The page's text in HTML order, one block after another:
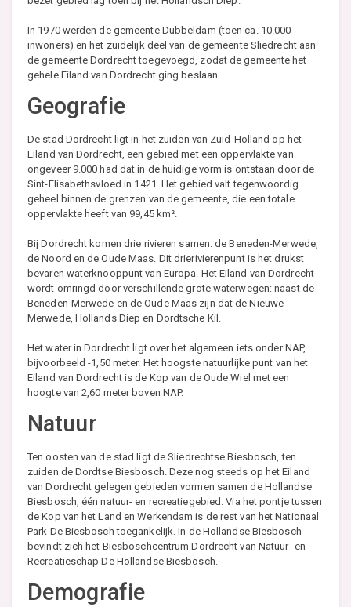
In 1970 werden de gemeente Dubbeldam (toen ca. 10.000
inwoners) en het zuidelijk deel van de gemeente Sliedrecht aan
de gemeente Dordrecht toegevoegd, zodat de gemeente het
gehele Eiland van Dordrecht ging beslaan.
Geografie
De stad Dordrecht ligt in het zuiden van Zuid-Holland op het
Eiland van Dordrecht, een gebied met een oppervlakte van
ongeveer 9.000 had dat in de huidige vorm is ontstaan door de
Sint-Elisabethsvloed in 1421. Het gebied valt tegenwoordig
geheel binnen de grenzen van de gemeente, die een totale
oppervlakte heeft van 99,45 km².
Bij Dordrecht komen drie rivieren samen: de Beneden-Merwede,
de Noord en de Oude Maas. Dit drierivierenpunt is het drukst
bevaren waterknooppunt van Europa. Het Eiland van Dordrecht
wordt omringd door verschillende grote waterwegen: naast de
Beneden-Merwede en de Oude Maas zijn dat de Nieuwe
Merwede, Hollands Diep en Dordtsche Kil.
Het water in Dordrecht ligt over het algemeen iets onder NAP,
bijvoorbeeld -1,50 meter. Het hoogste natuurlijke punt van het
Eiland van Dordrecht is de Kop van de Oude Wiel met een
hoogte van 2,60 meter boven NAP.
Natuur
Ten oosten van de stad ligt de Sliedrechtse Biesbosch, ten
zuiden de Dordtse Biesbosch. Deze nog steeds op het Eiland
van Dordrecht gelegen gebieden vormen samen de Hollandse
Biesbosch, één natuur- en recreatiegebied. Via het pontje tussen
de Kop van het Land en Werkendam is de rest van het Nationaal
Park De Biesbosch toegankelijk. In de Hollandse Biesbosch
bevindt zich het Biesboschcentrum Dordrecht van Natuur- en
Recreatieschap De Hollandse Biesbosch.
Demografie